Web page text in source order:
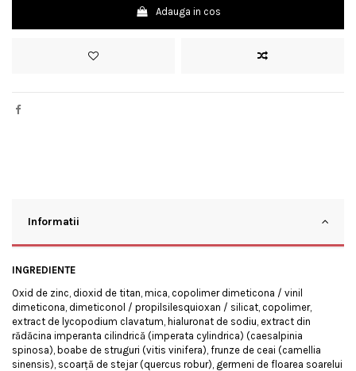
Adauga in cos
Informatii
INGREDIENTE
Oxid de zinc, dioxid de titan, mica, copolimer dimeticona / vinil
dimeticona, dimeticonol / propilsilesquioxan / silicat, copolimer,
extract de lycopodium clavatum, hialuronat de sodiu, extract din
rădăcina imperanta cilindrică (imperata cylindrica) (caesalpinia
spinosa), boabe de struguri (vitis vinifera), frunze de ceai (camellia
sinensis), scoarță de stejar (quercus robur), germeni de floarea soarelui